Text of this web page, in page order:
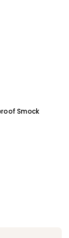
Smock